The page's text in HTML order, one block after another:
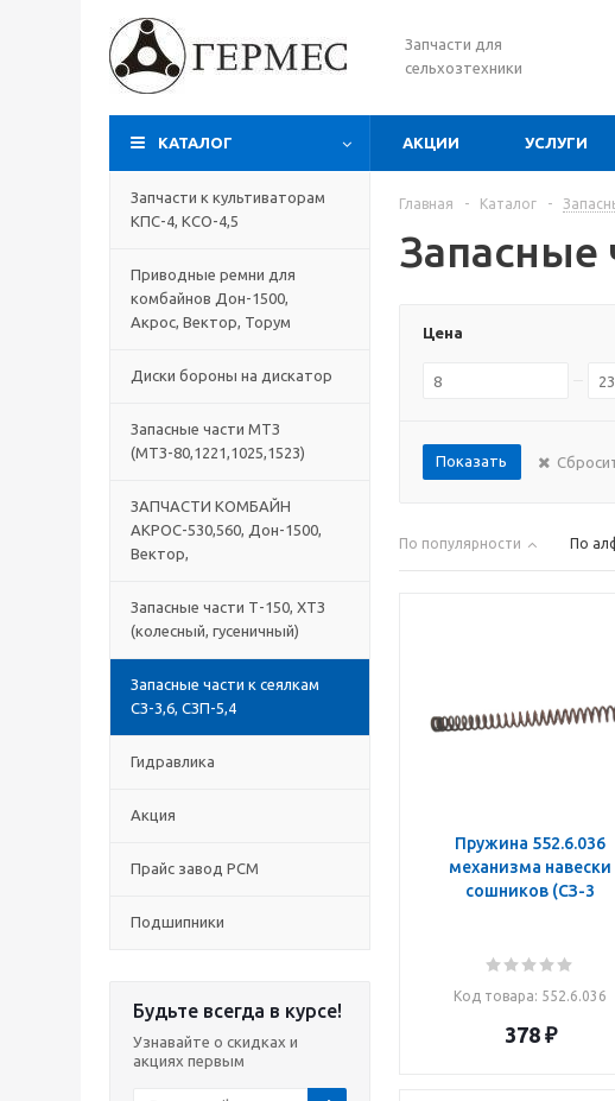
Запчасти для
сельхозтехники
КАТАЛОГ АКЦИИ УСЛУГИ
Запчасти к культиваторам
КПС-4, КСО-4,5
Приводные ремни для
комбайнов Дон-1500,
Акрос, Вектор, Торум
Диски бороны на дискатор
Запасные части МТЗ
(МТЗ-80,1221,1025,1523)
ЗАПЧАСТИ КОМБАЙН
АКРОС-530,560, Дон-1500,
Вектор,
Запасные части Т-150, ХТЗ
(колесный, гусеничный)
Запасные части к сеялкам
СЗ-3,6, СЗП-5,4
Гидравлика
Акция
Прайс завод РСМ
Подшипники
Будьте всегда в курсе!
Узнавайте о скидках и
акциях первым
Главная - Каталог -
Запасные
Цена
Показать
По популярности По
Пружина 552.6.036
механизма навески
сошников (СЗ-3
Код товара: 552.6.036
378₽